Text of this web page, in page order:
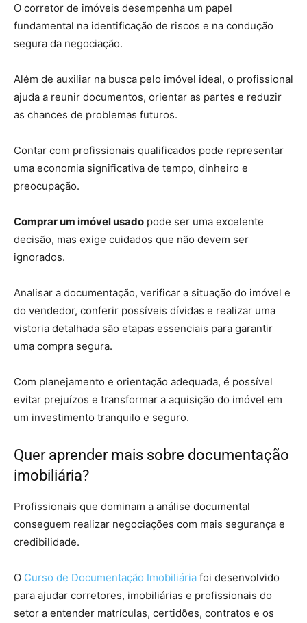
O corretor de imóveis desempenha um papel
fundamental na identificação de riscos e na condução
segura da negociação.
Além de auxiliar na busca pelo imóvel ideal, o profissional
ajuda a reunir documentos, orientar as partes e reduzir
as chances de problemas futuros.
Contar com profissionais qualificados pode representar
uma economia significativa de tempo, dinheiro e
preocupação.
Comprar um imóvel usado pode ser uma excelente
decisão, mas exige cuidados que não devem ser
ignorados.
Analisar a documentação, verificar a situação do imóvel e
do vendedor, conferir possíveis dívidas e realizar uma
vistoria detalhada são etapas essenciais para garantir
uma compra segura.
Com planejamento e orientação adequada, é possível
evitar prejuízos e transformar a aquisição do imóvel em
um investimento tranquilo e seguro.
Quer aprender mais sobre documentação
imobiliária?
Profissionais que dominam a análise documental
conseguem realizar negociações com mais segurança e
credibilidade.
O Curso de Documentação Imobiliária foi desenvolvido
para ajudar corretores, imobiliárias e profissionais do
setor a entender matrículas, certidões, contratos e os